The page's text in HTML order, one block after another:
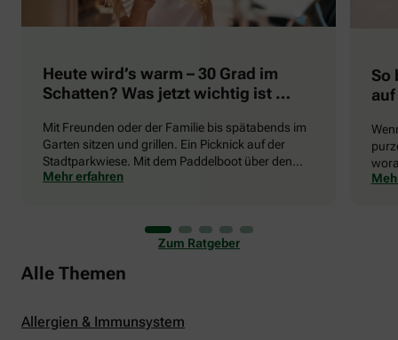
Heute wird’s warm – 30 Grad im
Schatten? Was jetzt wichtig ist …
Mit Freunden oder der Familie bis spätabends im
Garten sitzen und grillen. Ein Picknick auf der
Stadtparkwiese. Mit dem Paddelboot über den
See gleiten oder eine Radtour durch die blühende
er uns auch ganz schön zu schaffen. Wenn die
Temperaturen tagsüber auf mehr als 30 Grad
klettern und uns warme Tropennächte den Schlaf
rauben, sehnen wir uns oft nach einem
Mehr erfahren
So
die
Zum Ratgeber
Alle Themen
Allergien & Immunsystem